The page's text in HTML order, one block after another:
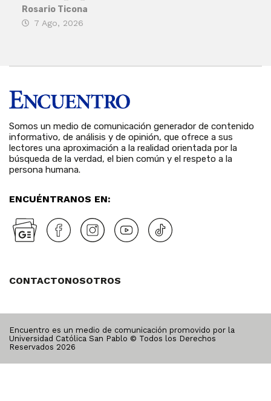
Rosario Ticona
7 Ago, 2026
Somos un medio de comunicación generador de contenido
informativo, de análisis y de opinión, que ofrece a sus
lectores una aproximación a la realidad orientada por la
búsqueda de la verdad, el bien común y el respeto a la
persona humana.
ENCUÉNTRANOS EN:
CONTACTONOSOTROS
Encuentro es un medio de comunicación promovido por la
Universidad Católica San Pablo © Todos los Derechos
Reservados 2026